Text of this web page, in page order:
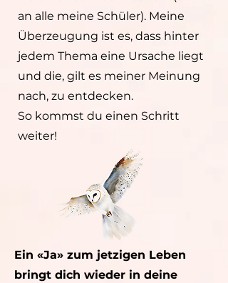
an alle meine Schüler). Meine
Überzeugung ist es, dass hinter
jedem Thema eine Ursache liegt
und die, gilt es meiner Meinung
nach, zu entdecken.
So kommst du einen Schritt
weiter!
Ein «Ja» zum jetzigen Leben
bringt dich wieder in deine